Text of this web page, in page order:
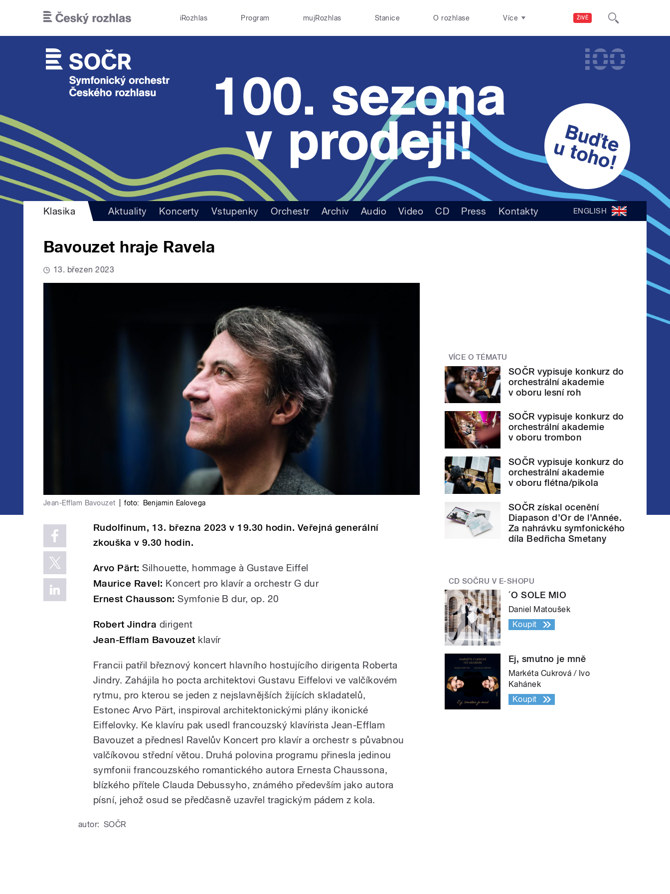
ŽIVĚ
iRozhlas Program mujRozhlas Stanice O rozhlase Více
Klasika Aktuality Koncerty Vstupenky Orchestr Archiv Audio Video CD Press Kontakty ENGLISH
Bavouzet hraje Ravela
13. březen 2023
Jean-Efflam Bavouzet foto: Benjamin Ealovega
Rudolfinum, 13. března 2023 v 19.30 hodin. Veřejná generální
zkouška v 9.30 hodin.
Arvo Pärt: Silhouette, hommage à Gustave Eiffel
Maurice Ravel: Koncert pro klavír a orchestr G dur
Ernest Chausson: Symfonie B dur, op. 20
Robert Jindra dirigent
Jean-Efflam Bavouzet klavír
Francii patřil březnový koncert hlav­ního hostujícího dirigenta Roberta
Jindry. Zahájila ho pocta architektovi Gustavu Eiffe­lovi ve valčíkovém
rytmu, pro kterou se jeden z nejslavnějších žijících skladatelů,
Estonec Arvo Pärt, inspiroval architektonickými plány ikonické
Eiffelovky. Ke klavíru pak usedl francouzský klavírista Jean‑Efflam
Bavouzet a přednesl Ravelův Koncert pro klavír a or­chestr s půvabnou
valčíkovou střední větou. Druhá polovina programu přinesla jedinou
symfonii francouzského romantického autora Ernesta Chaussona,
blízkého přítele Clauda Debussyho, známého především jako autora
písní, jehož osud se předčasně uzavřel tragic­kým pádem z kola.
autor: SOČR
VÍCE O TÉMATU
SOČR vypisuje konkurz do
orchestrální akademie
v oboru lesní roh
SOČR vypisuje konkurz do
orchestrální akademie
v oboru trombon
SOČR vypisuje konkurz do
orchestrální akademie
v oboru flétna/pikola
SOČR získal ocenění
Diapason d’Or de l’Année.
Za nahrávku symfonického
díla Bedřicha Smetany
CD SOČRU V E-SHOPU
´O SOLE MIO
Daniel Matoušek
Koupit
Ej, smutno je mně
Markéta Cukrová / Ivo
Kahánek
Koupit